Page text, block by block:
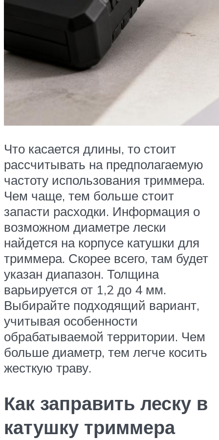
Что касается длины, то стоит
рассчитывать на предполагаемую
частоту использования триммера.
Чем чаще, тем больше стоит
запасти расходки. Информация о
возможном диаметре лески
найдется на корпусе катушки для
триммера. Скорее всего, там будет
указан диапазон. Толщина
варьируется от 1,2 до 4 мм.
Выбирайте подходящий вариант,
учитывая особенности
обрабатываемой территории. Чем
больше диаметр, тем легче косить
жесткую траву.
Как заправить леску в
катушку триммера